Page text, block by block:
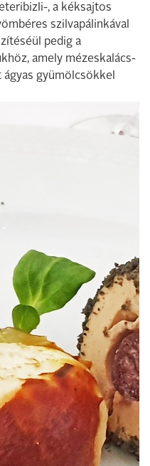
, a kéksajtos
szilvapálinkával
pedig a
amely mézeskalács-
gyümölcsökkel